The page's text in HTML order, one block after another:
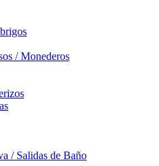
/ Monederos
/ Salidas de Baño